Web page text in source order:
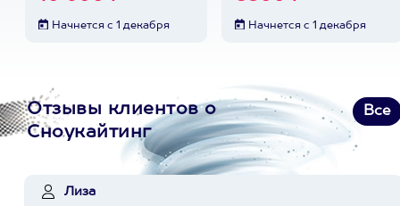
Начнется с 1 декабря Начнется с 1 декабря
Отзывы клиентов о
Сноукайтинг
Все
Лиза